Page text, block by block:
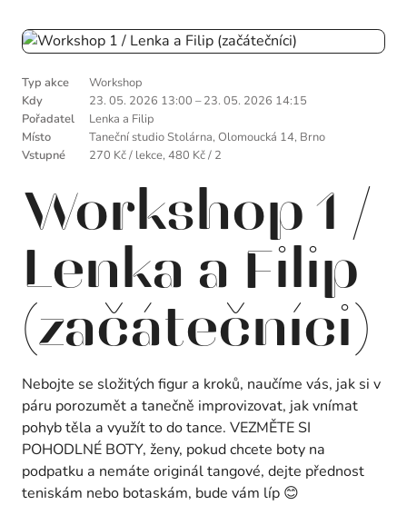
Typ akce
Workshop
Kdy
23. 05. 2026 13:00 –23. 05. 2026 14:15
Pořadatel
Lenka a Filip
Místo
Taneční studio Stolárna, Olomoucká 14, Brno
Vstupné
270 Kč / lekce, 480 Kč / 2
Workshop 1 /
Lenka a Filip
(začátečníci)
Nebojte se složitých figur a kroků, naučíme vás, jak si v
páru porozumět a tanečně improvizovat, jak vnímat
pohyb těla a využít to do tance. VEZMĚTE SI
POHODLNÉ BOTY, ženy, pokud chcete boty na
podpatku a nemáte originál tangové, dejte přednost
teniskám nebo botaskám, bude vám líp 😊